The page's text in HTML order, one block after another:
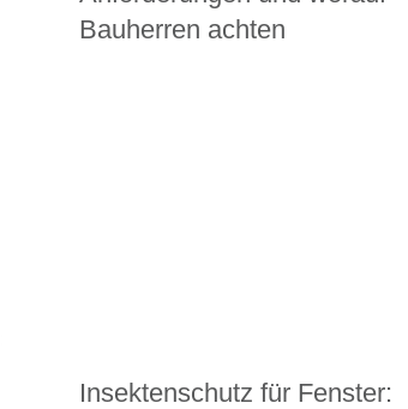
Bauherren achten
Insektenschutz für Fenster: